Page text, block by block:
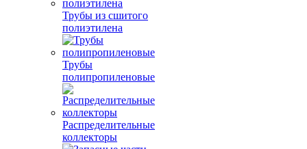
Трубы из сшитого
полиэтилена
Трубы
полипропиленовые
Распределительные
коллекторы